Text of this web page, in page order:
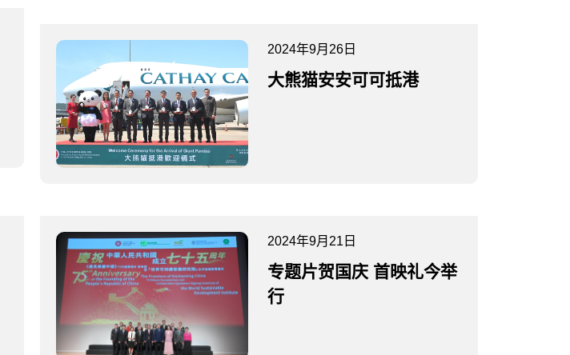
2024年9月26日
大熊猫安安可可抵港
2024年9月21日
专题片贺国庆 首映礼今举
行